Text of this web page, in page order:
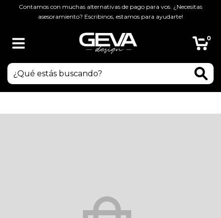
Contamos con muchas alternativas de pago para vos. ¿Necesitas
asesoramiento? Escribinos, estamos para ayudarte!
0